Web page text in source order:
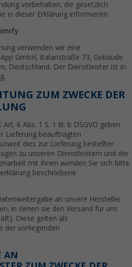
vorbehalten, die gesetzlich
in dieser Erklärung informieren.
verwenden wir eine
GmbH, Balanstraße 73, Gebäude
Deutschland. Der Dienstleister ist in
ZUM ZWECKE DER
6 Abs. 1 S. 1 lit. b DSGVO geben
Lieferung beauftragten
dies zur Lieferung bestellter
zu unseren Dienstleistern und der
mit ihnen wenden Sie sich bitte
beschriebene
an unsere Hersteller
in denen sie den Versand für uns
Diese gelten als
der vorliegenden
AN